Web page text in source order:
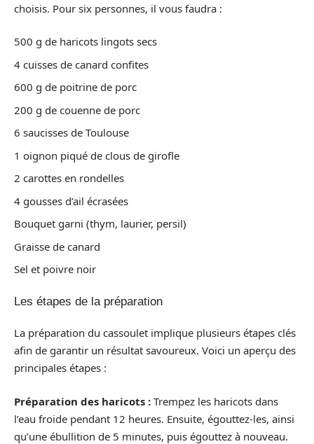
choisis. Pour six personnes, il vous faudra :
500 g de haricots lingots secs
4 cuisses de canard confites
600 g de poitrine de porc
200 g de couenne de porc
6 saucisses de Toulouse
1 oignon piqué de clous de girofle
2 carottes en rondelles
4 gousses d’ail écrasées
Bouquet garni (thym, laurier, persil)
Graisse de canard
Sel et poivre noir
Les étapes de la préparation
La préparation du cassoulet implique plusieurs étapes clés
afin de garantir un résultat savoureux. Voici un aperçu des
principales étapes :
Préparation des haricots : Trempez les haricots dans
l’eau froide pendant 12 heures. Ensuite, égouttez-les, ainsi
qu’une ébullition de 5 minutes, puis égouttez à nouveau.